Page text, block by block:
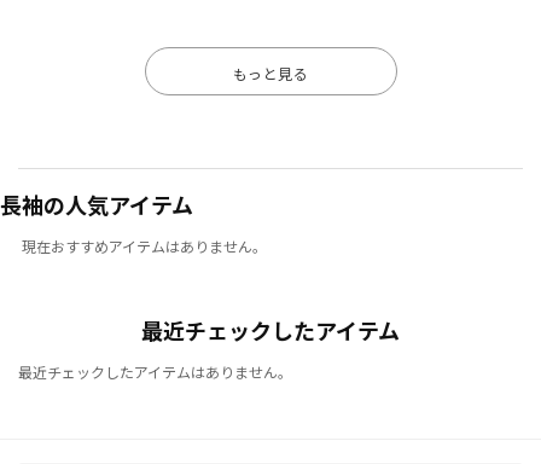
もっと見る
長袖の人気アイテム
現在おすすめアイテムはありません。
最近チェックしたアイテム
最近チェックしたアイテムはありません。